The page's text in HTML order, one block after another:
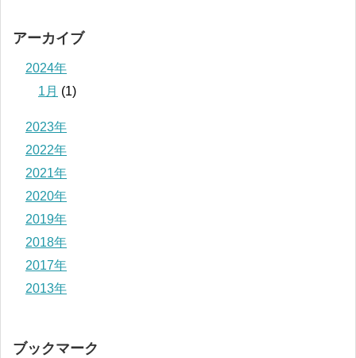
アーカイブ
2024年
1月 (1)
2023年
2022年
2021年
2020年
2019年
2018年
2017年
2013年
ブックマーク